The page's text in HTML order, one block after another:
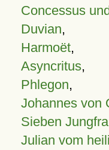
Concessus
Duvian,
Harmoët,
Asyncritus,
Phlegon,
Johannes von
Sieben
Julian vom